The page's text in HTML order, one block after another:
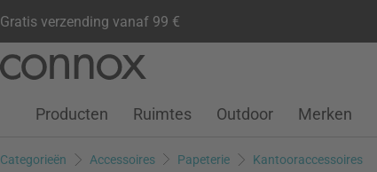
Gratis verzending vanaf 99 €
pagina-
zoeken
Klantenaccount
Verlanglijstje
Warenkorb
Producten Ruimtes Outdoor Merken
Categorieën Accessoires Papeterie Kantooraccessoires